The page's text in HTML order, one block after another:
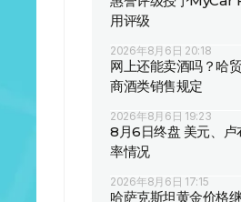
用评级
2026年8月6日 20:18
网上还能卖酒吗？哈
商酒类销售规定
2026年8月6日 19:23
8月6日终盘 美元、卢
率情况
2026年8月6日 17:15
哈萨克斯坦黄金价格